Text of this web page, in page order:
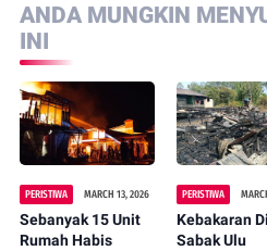
ANDA MUNGKIN
INI
PERISTIWA MARCH 13, 2026
Sebanyak 15 Unit
Rumah Habis
PERISTIWA
Kebakaran Di
Sabak Ulu